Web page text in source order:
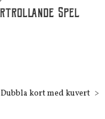
Dubbla kort med kuvert